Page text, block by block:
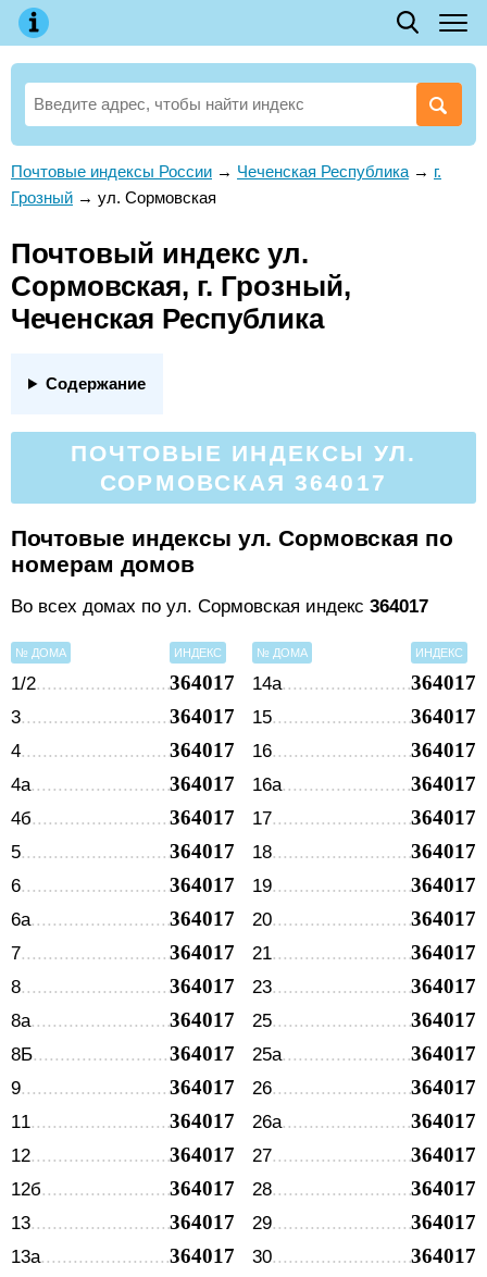
Почтовые индексы России → Чеченская Республика → г.
Грозный → ул. Сормовская
Почтовый индекс ул.
Сормовская, г. Грозный,
Чеченская Республика
Содержание
ПОЧТОВЫЕ ИНДЕКСЫ УЛ.
СОРМОВСКАЯ 364017
Почтовые индексы ул. Сормовская по
номерам домов
Во всех домах по ул. Сормовская индекс 364017
№ ДОМА ИНДЕКС
1/2 364017
3 364017
4 364017
4а 364017
4б 364017
5 364017
6 364017
6а 364017
7 364017
8 364017
8а 364017
8Б 364017
9 364017
11 364017
12 364017
12б 364017
13 364017
13а 364017
№ ДОМА ИНДЕКС
14а 364017
15 364017
16 364017
16а 364017
17 364017
18 364017
19 364017
20 364017
21 364017
23 364017
25 364017
25а 364017
26 364017
26а 364017
27 364017
28 364017
29 364017
30 364017